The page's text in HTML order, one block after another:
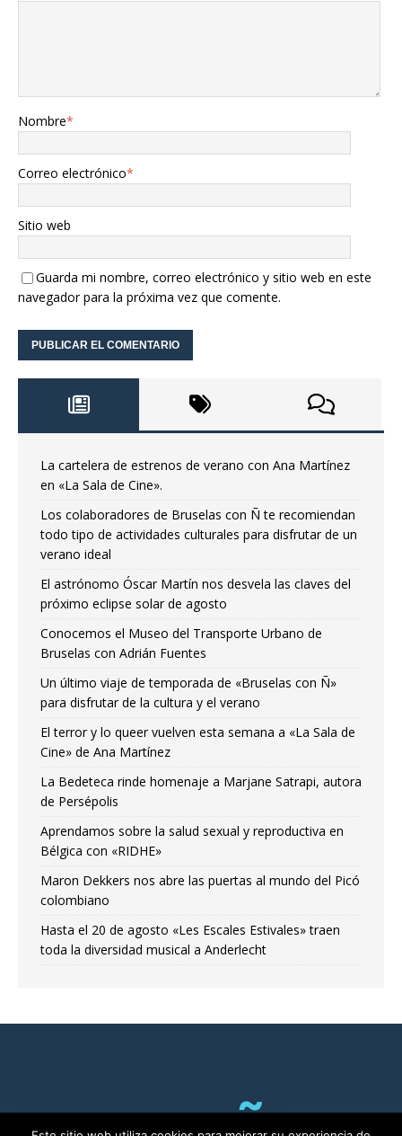
Nombre*
Correo electrónico*
Sitio web
Guarda mi nombre, correo electrónico y sitio web en este
navegador para la próxima vez que comente.
La cartelera de estrenos de verano con Ana Martínez
en «La Sala de Cine».
Los colaboradores de Bruselas con Ñ te recomiendan
todo tipo de actividades culturales para disfrutar de un
verano ideal
El astrónomo Óscar Martín nos desvela las claves del
próximo eclipse solar de agosto
Conocemos el Museo del Transporte Urbano de
Bruselas con Adrián Fuentes
Un último viaje de temporada de «Bruselas con Ñ»
para disfrutar de la cultura y el verano
El terror y lo queer vuelven esta semana a «La Sala de
Cine» de Ana Martínez
La Bedeteca rinde homenaje a Marjane Satrapi, autora
de Persépolis
Aprendamos sobre la salud sexual y reproductiva en
Bélgica con «RIDHE»
Maron Dekkers nos abre las puertas al mundo del Picó
colombiano
Hasta el 20 de agosto «Les Escales Estivales» traen
toda la diversidad musical a Anderlecht